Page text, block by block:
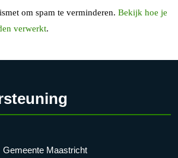
om spam te verminderen. Bekijk hoe je
verwerkt.
Gemeente Maastricht